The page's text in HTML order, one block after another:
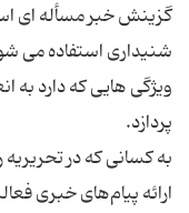
گزینش خبر مسأله ای
شنیداری استفاده می
ویژگی هایی که دارد
به کسانى که در
ارائه پیام‌هاى خبرى